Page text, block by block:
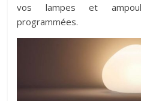
vos lampes et
programmées.